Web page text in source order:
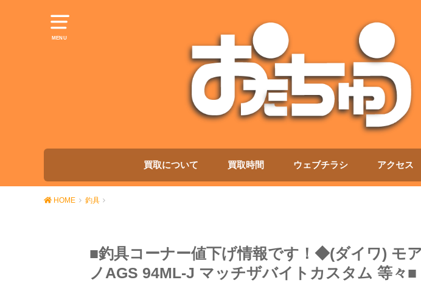
MENU
買取について 買取時間 ウェブチラシ アクセス
HOME 釣具
■釣具コーナー値下げ情報です！◆(ダイワ) モ
ノAGS 94ML-J マッチザバイトカスタム 等々■